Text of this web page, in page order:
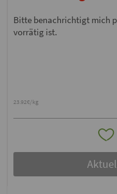
Bitte benachrichtigt mich
vorrätig ist.
23.92€/kg